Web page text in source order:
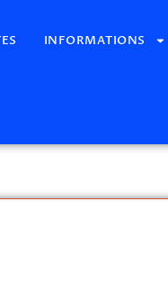
INFORMATIONS